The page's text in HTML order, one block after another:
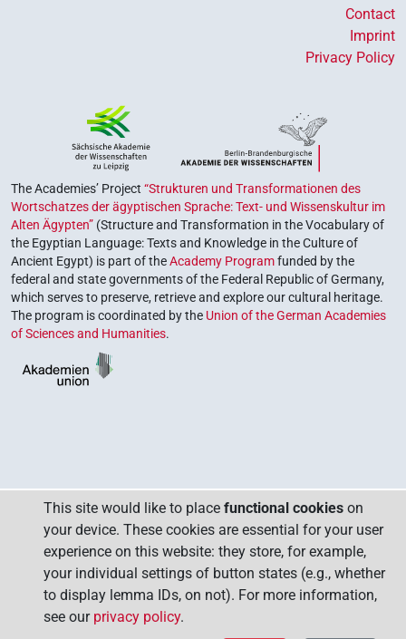
Contact
Imprint
Privacy Policy
The Academies’ Project “Strukturen und Transformationen des
Wortschatzes der ägyptischen Sprache: Text- und Wissenskultur im
Alten Ägypten” (Structure and Transformation in the Vocabulary of
the Egyptian Language: Texts and Knowledge in the Culture of
Ancient Egypt) is part of theAcademy Programfunded by the
federal and state governments of the Federal Republic of Germany,
which serves to preserve, retrieve and explore our cultural heritage.
The program is coordinated by the Union of the German Academies
of Sciences and Humanities.
This site would like to place functional cookies on
your device. These cookies are essential for your user
experience on this website: they store, for example,
your individual settings of button states (e.g., whether
to display lemma IDs, on not). For more information,
see our privacy policy.